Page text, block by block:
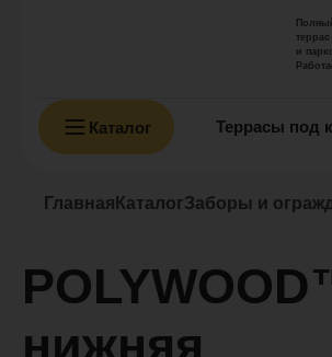
террас
и
Каталог Террасы под
Главная КаталогЗаборы и
нижняя